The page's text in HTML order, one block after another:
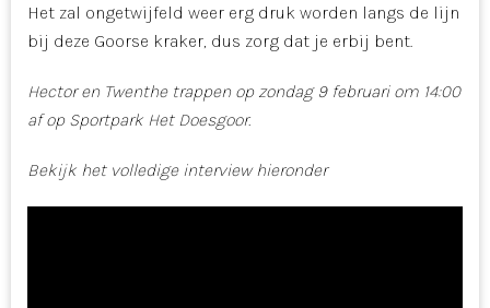
Het zal ongetwijfeld weer erg druk worden langs de lijn
bij deze Goorse kraker, dus zorg dat je erbij bent.
Hector en Twenthe trappen op zondag 9 februari om 14:00
af op Sportpark Het Doesgoor.
Bekijk het volledige interview hieronder